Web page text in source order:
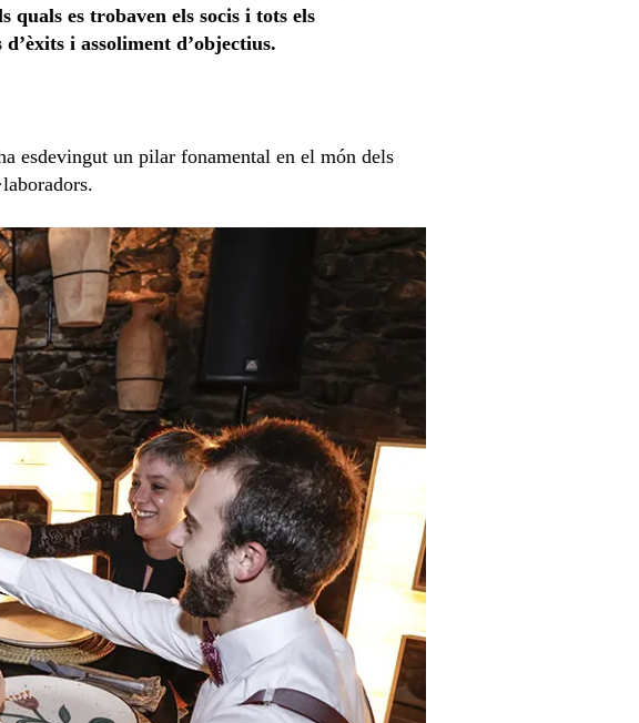
es trobaven els socis i tots els
i assoliment d’objectius.
esdevingut un pilar fonamental en el món dels